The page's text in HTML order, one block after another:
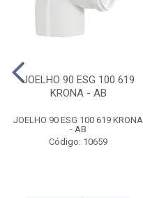
JOELHO 90 ESG 100 619
KRONA - AB
JOELHO 90 ESG 100 619 KRONA
- AB
Código: 10659